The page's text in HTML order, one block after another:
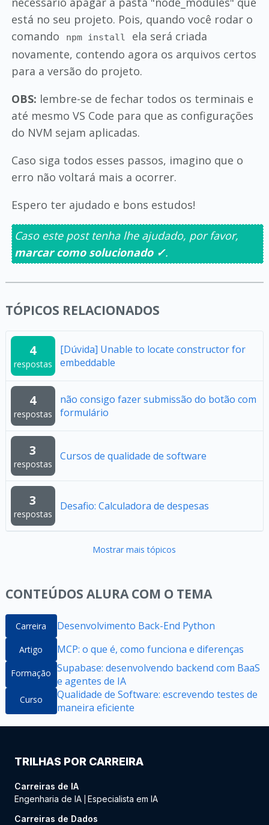
está no seu projeto. Pois, quando você rodar o
comando
npm install
ela será criada
novamente, contendo agora os arquivos certos
para a versão do projeto.
OBS: lembre-se de fechar todos os terminais e
até mesmo VS Code para que as configurações
do NVM sejam aplicadas.
Caso siga todos esses passos, imagino que o
erro não voltará mais a ocorrer.
Espero ter ajudado e bons estudos!
Caso este post tenha lhe ajudado, por favor,
marcar como solucionado ✓.
TÓPICOS RELACIONADOS
4
respostas
[Dúvida] Unable to locate constructor for
embeddable
4
respostas
não consigo fazer submissão do botão com
formulário
3
respostas
Cursos de qualidade de software
3
respostas
Desafio: Calculadora de despesas
Mostrar mais tópicos
CONTEÚDOS ALURA COM O TEMA
Carreira Desenvolvimento Back-End Python
Artigo MCP: o que é, como funciona e diferenças
Formação Supabase: desenvolvendo backend com BaaS
e agentes de IA
Curso
Qualidade de Software: escrevendo testes de
maneira eficiente
TRILHAS POR CARREIRA
Carreiras de IA
Engenharia de IA Especialista em IA
Carreiras de Dados